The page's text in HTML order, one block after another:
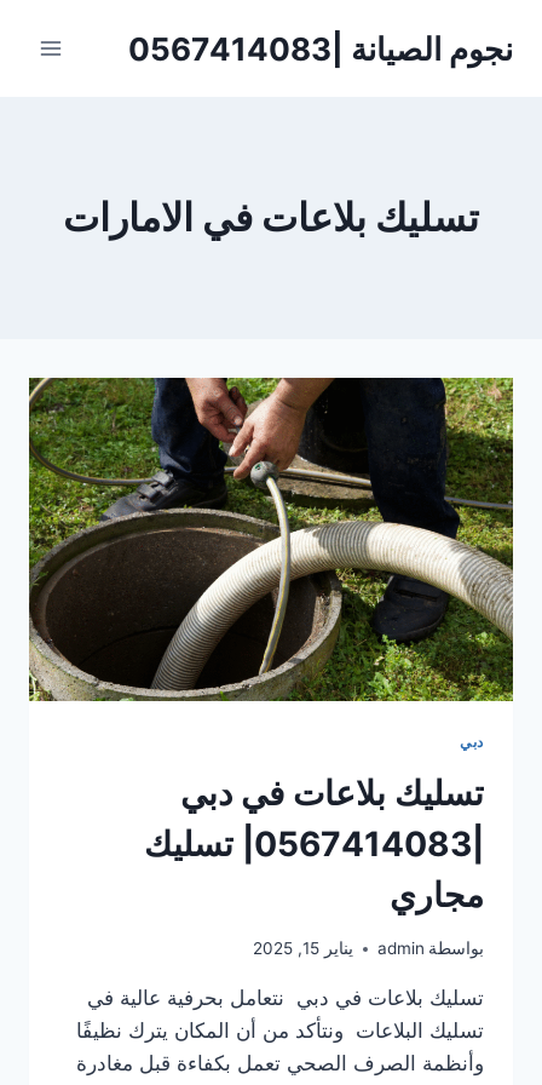
نجوم الصيانة |0567414083
تسليك بلاعات في الامارات
دبي
تسليك بلاعات في دبي
|0567414083| تسليك
مجاري
بواسطة admin يناير 15, 2025
تسليك بلاعات في دبي نتعامل بحرفية عالية في
تسليك البلاعات ونتأكد من أن المكان يترك نظيفًا
وأنظمة الصرف الصحي تعمل بكفاءة قبل مغادرة